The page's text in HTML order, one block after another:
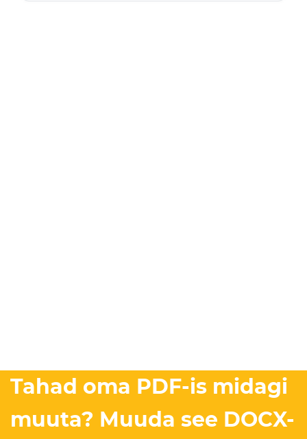
Tahad oma PDF-is midagi
muuta? Muuda see DOCX-